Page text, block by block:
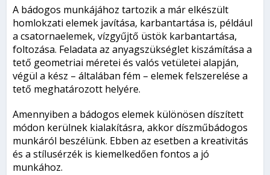
A bádogos munkájához tartozik a már elkészült
homlokzati elemek javítása, karbantartása is, például
a csatornaelemek, vízgyűjtő üstök karbantartása,
foltozása. Feladata az anyagszükséglet kiszámítása a
tető geometriai méretei és valós vetületei alapján,
végül a kész – általában fém – elemek felszerelése a
tető meghatározott helyére.
Amennyiben a bádogos elemek különösen díszített
módon kerülnek kialakításra, akkor díszműbádogos
munkáról beszélünk. Ebben az esetben a kreativitás
és a stílusérzék is kiemelkedően fontos a jó
munkához.